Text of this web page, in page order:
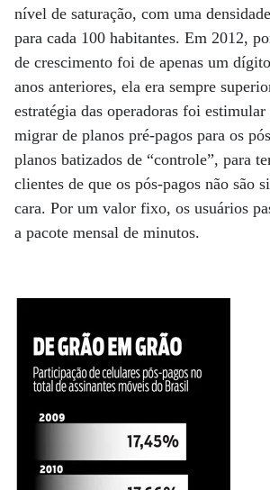
nível de saturação, com uma
para cada 100 habitantes. Em 2012,
de crescimento foi de apenas um
anos anteriores, ela era sempre
estratégia das operadoras foi
migrar de planos pré-pagos para os
planos batizados de “controle”, para
clientes de que os pós-pagos não são
cara. Por um valor fixo, os usuários
a pacote mensal de minutos.